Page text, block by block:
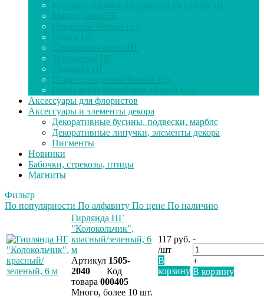
Аксессуары для флористов
Аксессуары и элементы декора
Декоративные бусины, подвески, марблс
Декоративные липучки, элементы декора
Пигменты
Новинки
Бабочки, стрекозы, птицы
Магниты
Фильтр
По популярности По алфавиту По цене По наличию
Гирлянда НГ
"Колокольчик",
красный/зеленый, 6
м
Артикул 1505-
2040 Код
товара 000405
Много, более 10 шт.
117 руб.
/шт
В
корзину
-
+
В корзину